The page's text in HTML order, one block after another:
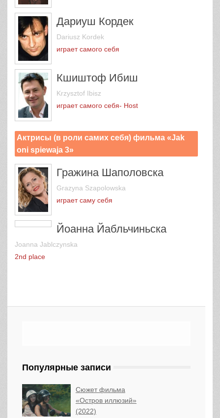
Дариуш Кордек
Dariusz Kordek
играет самого себя
Кшиштоф Ибиш
Krzysztof Ibisz
играет самого себя- Host
Актрисы (в роли самих себя) фильма «Jak
oni spiewaja 3»
Гражина Шаполовска
Grazyna Szapolowska
играет саму себя
Йоанна Йабльчиньска
Joanna Jablczynska
2nd place
Популярные записи
Сюжет фильма
«Остров иллюзий»
(2022)